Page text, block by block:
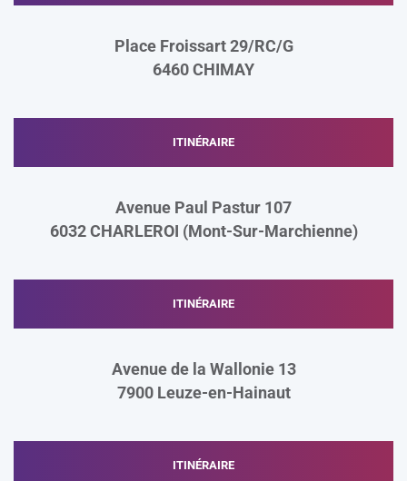
Place Froissart 29/RC/G
6460 CHIMAY
ITINÉRAIRE
Avenue Paul Pastur 107
6032 CHARLEROI (Mont-Sur-Marchienne)
ITINÉRAIRE
Avenue de la Wallonie 13
7900 Leuze-en-Hainaut
ITINÉRAIRE